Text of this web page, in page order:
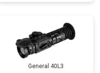
General 40L3